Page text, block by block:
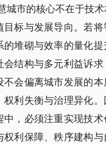
城市的核心不在于技
目标与发展导向。若
的堆砌与效率的量化
会结构与多元利益诉
不会偏离城市发展的
权利失衡与治理异化
中，必须注重实现技
权利保障、秩序建构